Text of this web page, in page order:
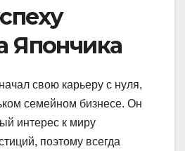
Япончика
свою карьеру с нуля,
семейном бизнесе. Он
интерес к миру
поэтому всегда